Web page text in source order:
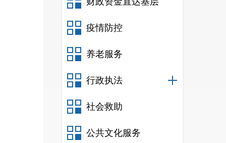
疫情防控
养老服务
行政执法
社会救助
公共文化服务